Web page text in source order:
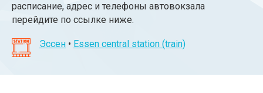
расписание, адрес и телефоны автовокзала
перейдите по ссылке ниже.
Эссен • Essen central station (train)